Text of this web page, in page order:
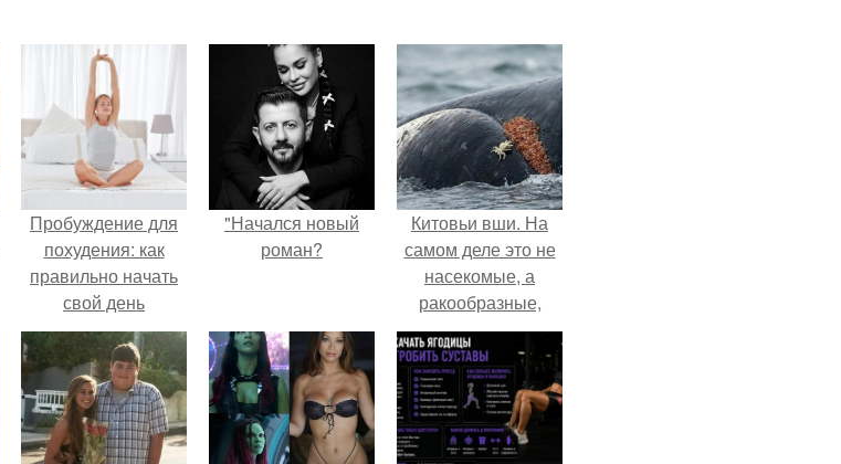
Пробуждение для
похудения: как
правильно начать
свой день
"Начался новый
роман?
Китовьи вши. На
самом деле это не
насекомые, а
ракообразные,
относящиеся к
бокоплавам.